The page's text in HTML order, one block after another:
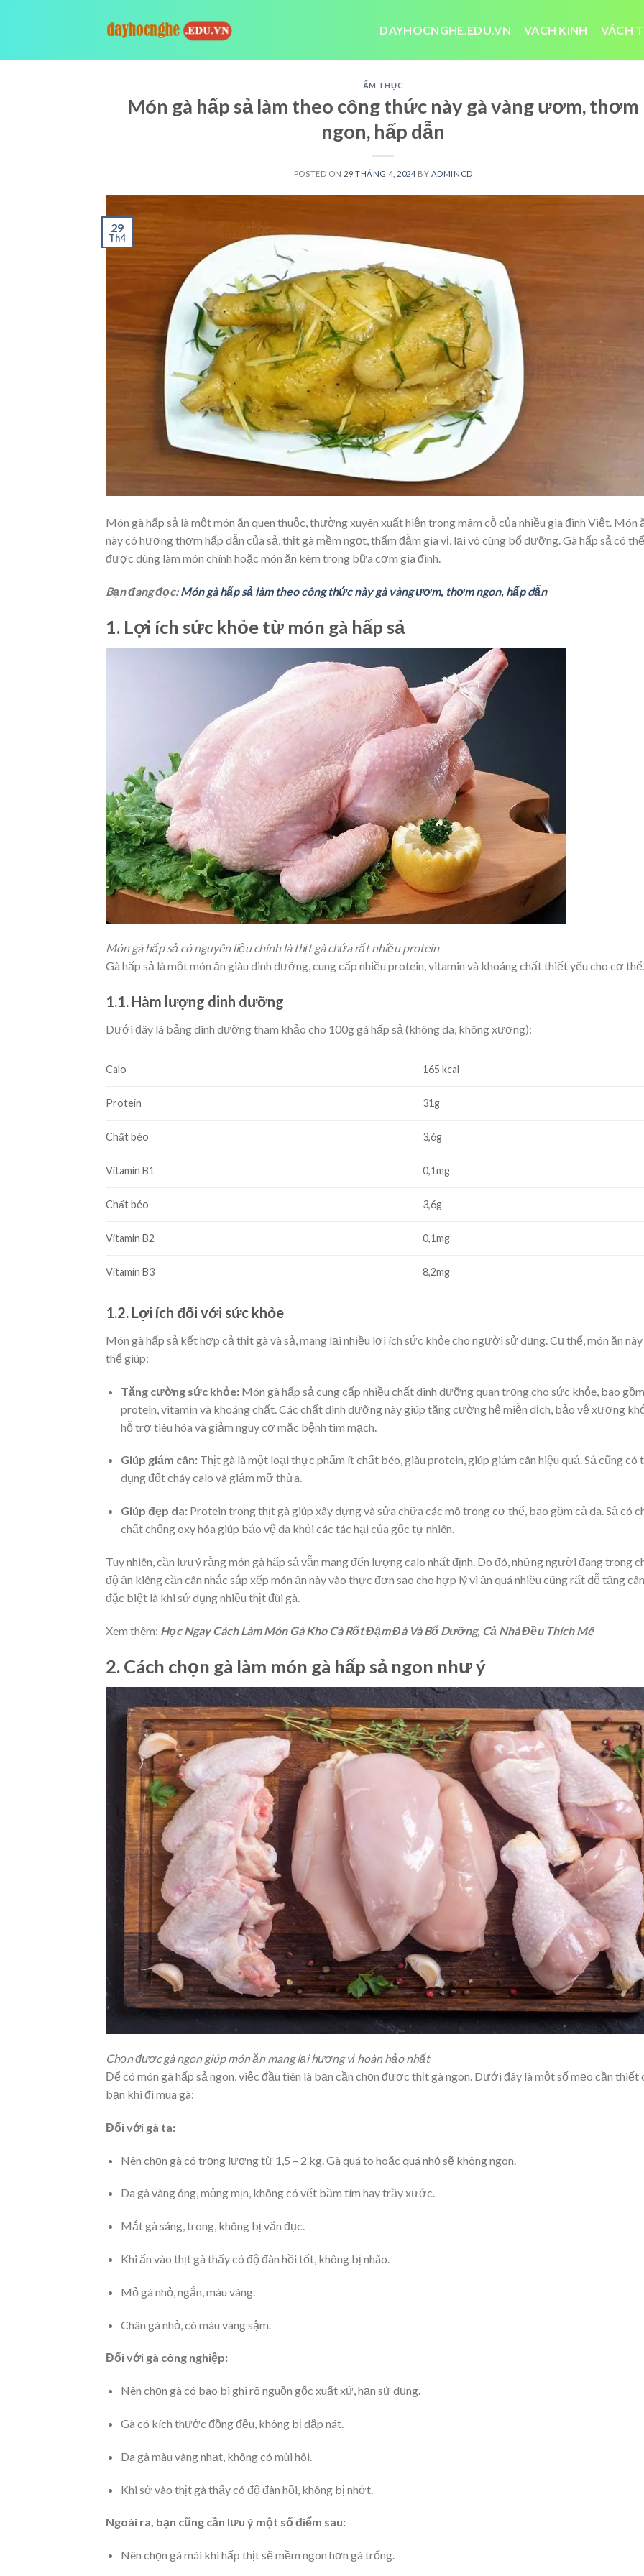
DAYHOCNGHE.EDU.VN VACH KINH VÁCH
ẨM THỰC
Món gà hấp sả làm theo công thức này gà vàng ươm, thơm
ngon, hấp dẫn
POSTED ON 29 THÁNG 4, 2024 BY ADMINCD
29
Th4
Món gà hấp sả là một món ăn quen thuộc, thường xuyên xuất hiện trong mâm cỗ của nhiều gia đình Việt. Món
này có hương thơm hấp dẫn của sả, thịt gà mềm ngọt, thấm đẫm gia vị, lại vô cùng bổ dưỡng. Gà hấp sả có thể
được dùng làm món chính hoặc món ăn kèm trong bữa cơm gia đình.
Bạn đang đọc:Món gà hấp sả làm theo công thức này gà vàng ươm, thơm ngon, hấp dẫn
1. Lợi ích sức khỏe từ món gà hấp sả
Món gà hấp sả có nguyên liệu chính là thịt gà chứa rất nhiều protein
Gà hấp sả là một món ăn giàu dinh dưỡng, cung cấp nhiều protein, vitamin và khoáng chất thiết yếu cho cơ thể.
1.1. Hàm lượng dinh dưỡng
Dưới đây là bảng dinh dưỡng tham khảo cho 100g gà hấp sả (không da, không xương):
Calo 165 kcal
Protein 31g
Chất béo 3,6g
Vitamin B1 0,1mg
Chất béo 3,6g
Vitamin B2 0,1mg
Vitamin B3 8,2mg
1.2. Lợi ích đối với sức khỏe
Món gà hấp sả kết hợp cả thịt gà và sả, mang lại nhiều lợi ích sức khỏe cho người sử dụng. Cụ thể, món ăn
thể giúp:
Tăng cường sức khỏe: Món gà hấp sả cung cấp nhiều chất dinh dưỡng quan trọng cho sức khỏe, bao gồm
protein, vitamin và khoáng chất. Các chất dinh dưỡng này giúp tăng cường hệ miễn dịch, bảo vệ xương
hỗ trợ tiêu hóa và giảm nguy cơ mắc bệnh tim mạch.
Giúp giảm cân:Thịt gà là một loại thực phẩm ít chất béo, giàu protein, giúp giảm cân hiệu quả. Sả cũng có
dụng đốt cháy calo và giảm mỡ thừa.
Giúp đẹp da: Protein trong thịt gà giúp xây dựng và sửa chữa các mô trong cơ thể, bao gồm cả da. Sả có
chất chống oxy hóa giúp bảo vệ da khỏi các tác hại của gốc tự nhiên.
Tuy nhiên, cần lưu ý rằng món gà hấp sả vẫn mang đến lượng calo nhất định. Do đó, những người đang trong
độ ăn kiêng cần cân nhắc sắp xếp món ăn này vào thực đơn sao cho hợp lý vì ăn quá nhiều cũng rất dễ tăng
đặc biệt là khi sử dụng nhiều thịt đùi gà.
Xem thêm: Học Ngay Cách Làm Món Gà Kho Cà Rốt Đậm Đà Và Bổ Dưỡng, Cả Nhà Đều Thích Mê
2. Cách chọn gà làm món gà hấp sả ngon như ý
Chọn được gà ngon giúp món ăn mang lại hương vị hoàn hảo nhất
Để có món gà hấp sả ngon, việc đầu tiên là bạn cần chọn được thịt gà ngon. Dưới đây là một số mẹo cần thiết
bạn khi đi mua gà:
Đối với gà ta:
Nên chọn gà có trọng lượng từ 1,5 – 2 kg. Gà quá to hoặc quá nhỏ sẽ không ngon.
Da gà vàng óng, mỏng mịn, không có vết bầm tím hay trầy xước.
Mắt gà sáng, trong, không bị vẩn đục.
Khi ấn vào thịt gà thấy có độ đàn hồi tốt, không bị nhão.
Mỏ gà nhỏ, ngắn, màu vàng.
Chân gà nhỏ, có màu vàng sậm.
Đối với gà công nghiệp:
Nên chọn gà có bao bì ghi rõ nguồn gốc xuất xứ, hạn sử dụng.
Gà có kích thước đồng đều, không bị dập nát.
Da gà màu vàng nhạt, không có mùi hôi.
Khi sờ vào thịt gà thấy có độ đàn hồi, không bị nhớt.
Ngoài ra, bạn cũng cần lưu ý một số điểm sau:
Nên chọn gà mái khi hấp thịt sẽ mềm ngon hơn gà trống.